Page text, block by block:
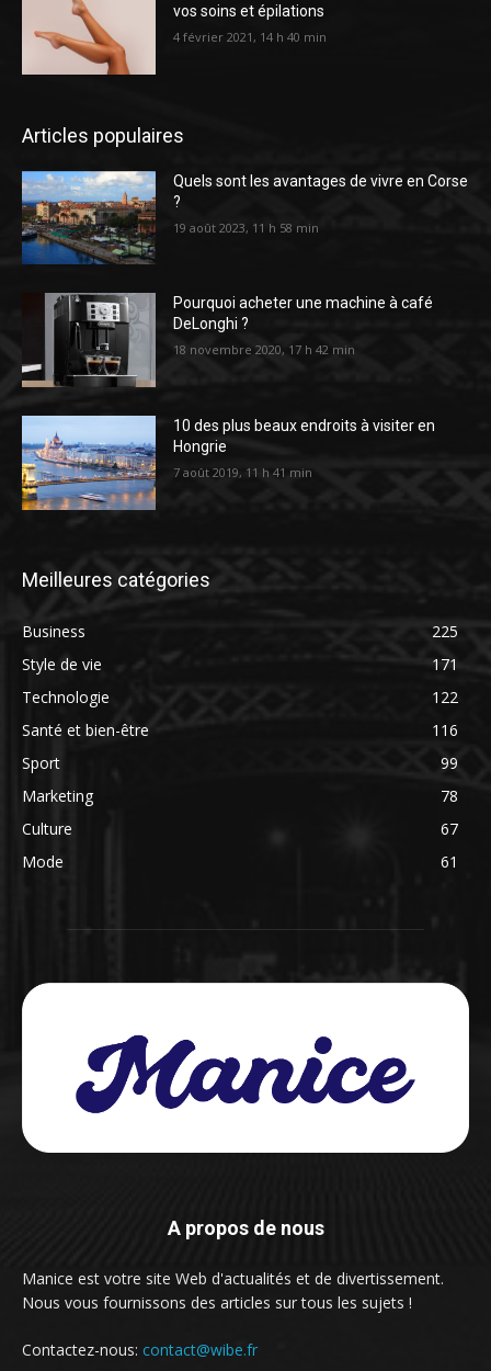
vos soins et épilations
4 février 2021, 14 h 40 min
Articles populaires
Quels sont les avantages de vivre en Corse
?
19 août 2023, 11 h 58 min
Pourquoi acheter une machine à café
DeLonghi ?
18 novembre 2020, 17 h 42 min
10 des plus beaux endroits à visiter en
Hongrie
7 août 2019, 11 h 41 min
Meilleures catégories
Business
225
Style de vie
171
Technologie
122
Santé et bien-être
116
Sport
99
Marketing
78
Culture
67
Mode
61
A propos de nous
Manice est votre site Web d'actualités et de divertissement.
Nous vous fournissons des articles sur tous les sujets !
Contactez-nous: contact@wibe.fr